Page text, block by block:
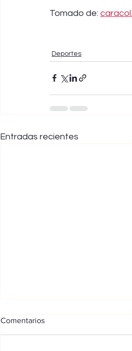
Tomado de:
Deportes
Entradas recientes
Comentarios